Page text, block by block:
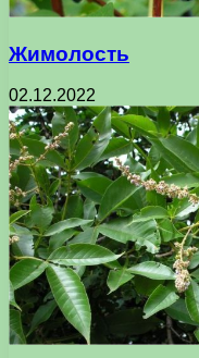
Жимолость
02.12.2022